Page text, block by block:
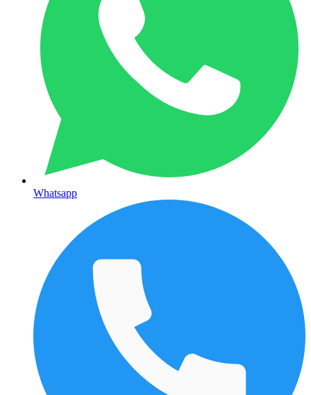
Whatsapp